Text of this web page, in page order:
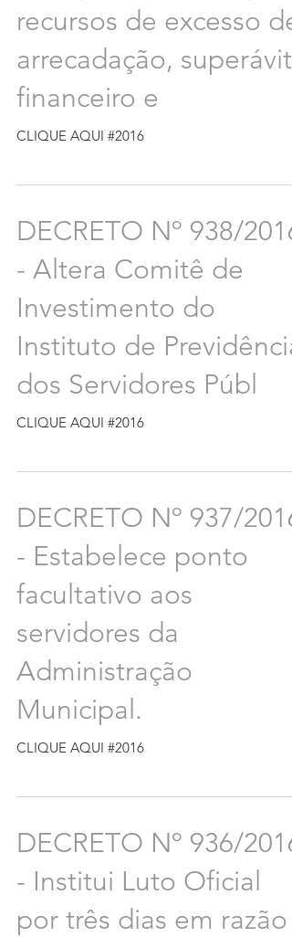
recursos de excesso de
arrecadação, superávit
financeiro e
CLIQUE AQUI #2016
DECRETO Nº 938/2016
- Altera Comitê de
Investimento do
Instituto de Previdência
dos Servidores Públ
CLIQUE AQUI #2016
DECRETO Nº 937/2016
- Estabelece ponto
facultativo aos
servidores da
Administração
Municipal.
CLIQUE AQUI #2016
DECRETO Nº 936/2016
- Institui Luto Oficial
por três dias em razão